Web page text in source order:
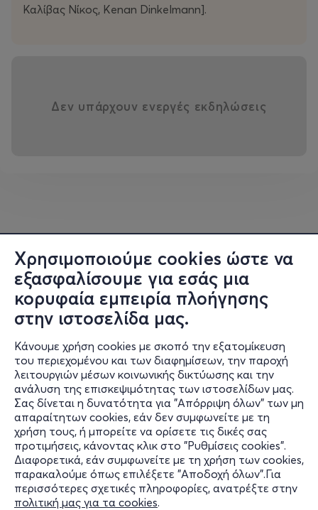
Χρησιμοποιούμε cookies ώστε να
εξασφαλίσουμε για εσάς μια
κορυφαία εμπειρία πλοήγησης
στην ιστοσελίδα μας.
Κάνουμε χρήση cookies με σκοπό την εξατομίκευση
του περιεχομένου και των διαφημίσεων, την παροχή
λειτουργιών μέσων κοινωνικής δικτύωσης και την
ανάλυση της επισκεψιμότητας των ιστοσελίδων μας.
Σας δίνεται η δυνατότητα για "Απόρριψη όλων" των μη
απαραίτητων cookies, εάν δεν συμφωνείτε με τη
χρήση τους, ή μπορείτε να ορίσετε τις δικές σας
προτιμήσεις, κάνοντας κλικ στο "Ρυθμίσεις cookies".
Διαφορετικά, εάν συμφωνείτε με τη χρήση των cookies,
παρακαλούμε όπως επιλέξετε "Αποδοχή όλων".Για
περισσότερες σχετικές πληροφορίες, ανατρέξτε στην
πολιτική μας για τα cookies.
Καλίβας Νίκος, Kenan Dinkelmann].
Δεν υπάρχουν ενεργές εκδηλώσεις
Πληροφορίες
Υποστήριξη
Stay Connected